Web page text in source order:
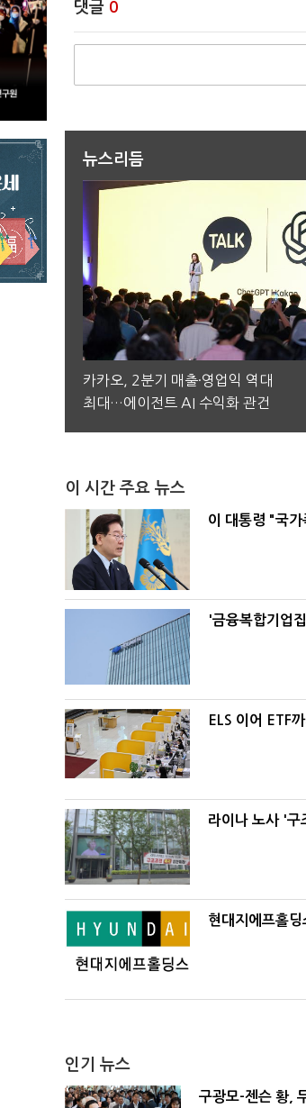
댓글 0
뉴스리듬
카카오, 2분기 매출·영업익 역대
최대…에이전트 AI 수익화 관건
이 시간 주요 뉴스
이 대통령 "국
'금융복합기업
ELS 이어 ETF
라이나 노사 '구
현대지에프홀
인기 뉴스
구광모-젠슨 황,